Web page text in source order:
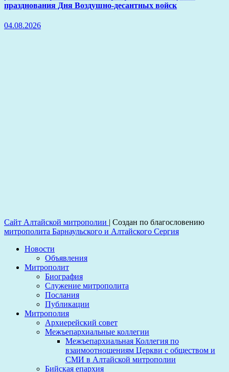
празднования Дня Воздушно-десантных войск
04.08.2026
Сайт Алтайской митрополии | Создан по благословению
митрополита Барнаульского и Алтайского Сергия
Новости
Объявления
Митрополит
Биография
Служение митрополита
Послания
Публикации
Митрополия
Архиерейский совет
Межъепархиальные коллегии
Межъепархиальная Коллегия по
взаимоотношениям Церкви с обществом и
СМИ в Алтайской митрополии
Бийская епархия